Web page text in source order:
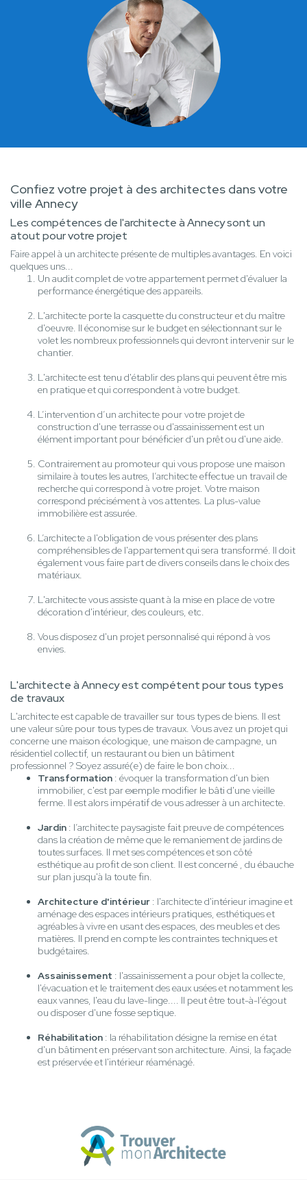
Confiez votre projet à des architectes dans votre
ville Annecy
Les compétences de l'architecte à Annecy sont un
atout pour votre projet
Faire appel à un architecte présente de multiples avantages. En voici
quelques uns...
Un audit complet de votre appartement permet d'évaluer la
performance énergétique des appareils.
L'architecte porte la casquette du constructeur et du maître
d'oeuvre. Il économise sur le budget en sélectionnant sur le
volet les nombreux professionnels qui devront intervenir sur le
chantier.
L'architecte est tenu d'établir des plans qui peuvent être mis
en pratique et qui correspondent à votre budget.
L’intervention d’un architecte pour votre projet de
construction d'une terrasse ou d'assainissement est un
élément important pour bénéficier d'un prêt ou d'une aide.
Contrairement au promoteur qui vous propose une maison
similaire à toutes les autres, l’architecte effectue un travail de
recherche qui correspond à votre projet. Votre maison
correspond précisément à vos attentes. La plus-value
immobilière est assurée.
L’architecte a l'obligation de vous présenter des plans
compréhensibles de l'appartement qui sera transformé. Il doit
également vous faire part de divers conseils dans le choix des
matériaux.
L'architecte vous assiste quant à la mise en place de votre
décoration d'intérieur, des couleurs, etc.
Vous disposez d'un projet personnalisé qui répond à vos
envies.
L'architecte à Annecy est compétent pour tous types
de travaux
L'architecte est capable de travailler sur tous types de biens. Il est
une valeur sûre pour tous types de travaux. Vous avez un projet qui
concerne une maison écologique, une maison de campagne, un
résidentiel collectif, un restaurant ou bien un bâtiment
professionnel ? Soyez assuré(e) de faire le bon choix...
Transformation : évoquer la transformation d'un bien
immobilier, c'est par exemple modifier le bâti d'une vieille
ferme. Il est alors impératif de vous adresser à un architecte.
Jardin : l’architecte paysagiste fait preuve de compétences
dans la création de même que le remaniement de jardins de
toutes surfaces. Il met ses compétences et son côté
esthétique au profit de son client. Il est concerné , du ébauche
sur plan jusqu'à la toute fin.
Architecture d'intérieur : l'architecte d'intérieur imagine et
aménage des espaces intérieurs pratiques, esthétiques et
agréables à vivre en usant des espaces, des meubles et des
matières. Il prend en compte les contraintes techniques et
budgétaires.
Assainissement : l'assainissement a pour objet la collecte,
l'évacuation et le traitement des eaux usées et notamment les
eaux vannes, l'eau du lave-linge.... Il peut être tout-à-l'égout
ou disposer d'une fosse septique.
Réhabilitation : la réhabilitation désigne la remise en état
d'un bâtiment en préservant son architecture. Ainsi, la façade
est préservée et l'intérieur réaménagé.